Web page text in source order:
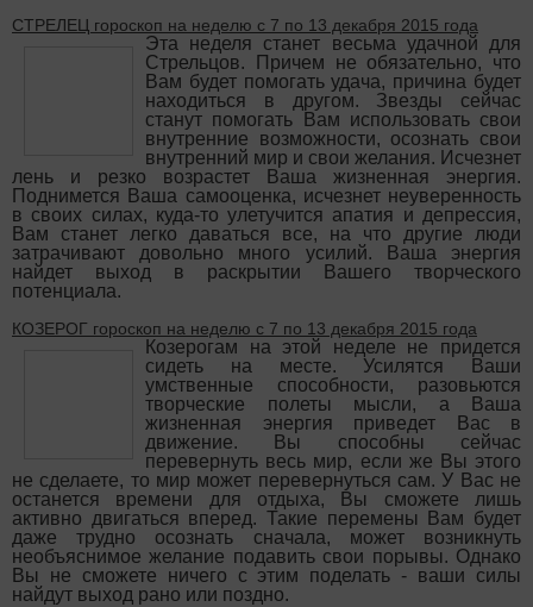
СТРЕЛЕЦ гороскоп на неделю с 7 по 13 декабря 2015 года
Эта неделя станет весьма удачной для
Стрельцов. Причем не обязательно, что
Вам будет помогать удача, причина будет
находиться в другом. Звезды сейчас
станут помогать Вам использовать свои
внутренние возможности, осознать свои
внутренний мир и свои желания. Исчезнет
лень и резко возрастет Ваша жизненная энергия.
Поднимется Ваша самооценка, исчезнет неуверенность
в своих силах, куда-то улетучится апатия и депрессия,
Вам станет легко даваться все, на что другие люди
затрачивают довольно много усилий. Ваша энергия
найдет выход в раскрытии Вашего творческого
потенциала.
КОЗЕРОГ гороскоп на неделю с 7 по 13 декабря 2015 года
Козерогам на этой неделе не придется
сидеть на месте. Усилятся Ваши
умственные способности, разовьются
творческие полеты мысли, а Ваша
жизненная энергия приведет Вас в
движение. Вы способны сейчас
перевернуть весь мир, если же Вы этого
не сделаете, то мир может перевернуться сам. У Вас не
останется времени для отдыха, Вы сможете лишь
активно двигаться вперед. Такие перемены Вам будет
даже трудно осознать сначала, может возникнуть
необъяснимое желание подавить свои порывы. Однако
Вы не сможете ничего с этим поделать - ваши силы
найдут выход рано или поздно.